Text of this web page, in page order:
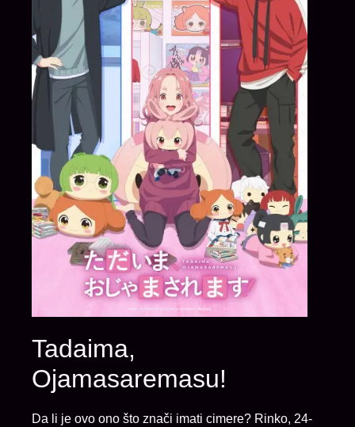
Tadaima,
Ojamasaremasu!
Da li je ovo ono što znači imati cimere? Rinko, 24-